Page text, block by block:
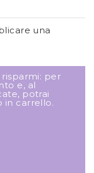
una
per
e, al
potrai
in carrello.